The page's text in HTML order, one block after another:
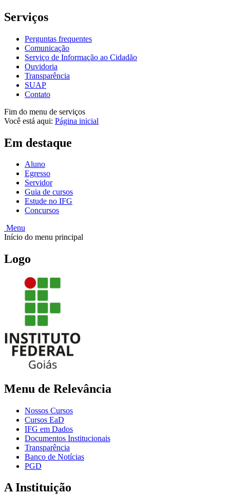
Serviços
Perguntas frequentes
Comunicação
Serviço de Informação ao Cidadão
Ouvidoria
Transparência
SUAP
Contato
Fim do menu de serviços
Você está aqui: Página inicial
Em destaque
Aluno
Egresso
Servidor
Guia de cursos
Estude no IFG
Concursos
Menu
Início do menu principal
Logo
Menu de Relevância
Nossos Cursos
Cursos EaD
IFG em Dados
Documentos Institucionais
Transparência
Banco de Notícias
PGD
A Instituição